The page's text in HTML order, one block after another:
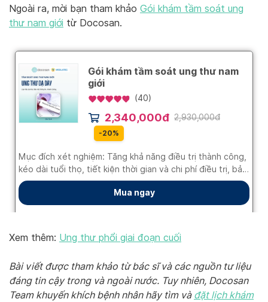
Ngoài ra, mời bạn tham khảo Gói khám tầm soát ung
thư nam giới từ Docosan.
Xem thêm: Ung thư phổi giai đoạn cuối
Bài viết được tham khảo từ bác sĩ và các nguồn tư liệu
đáng tin cậy trong và ngoài nước. Tuy nhiên, Docosan
Team khuyến khích bệnh nhân hãy tìm và đặt lịch khám